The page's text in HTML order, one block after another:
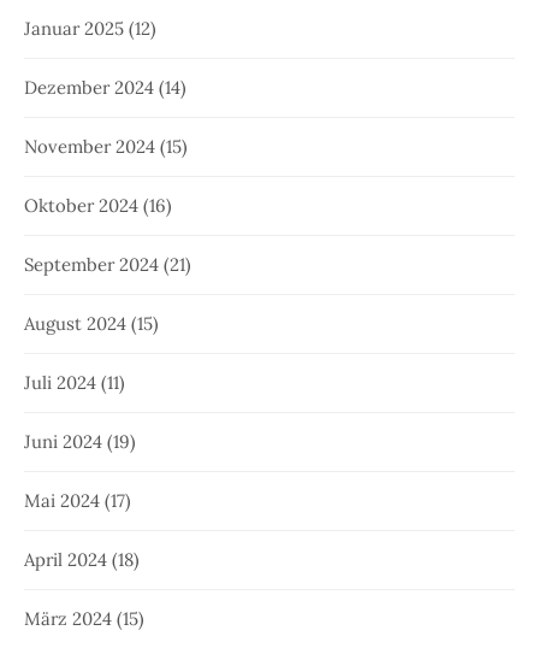
Januar 2025 (12)
Dezember 2024 (14)
November 2024 (15)
Oktober 2024 (16)
September 2024 (21)
August 2024 (15)
Juli 2024 (11)
Juni 2024 (19)
Mai 2024 (17)
April 2024 (18)
März 2024 (15)